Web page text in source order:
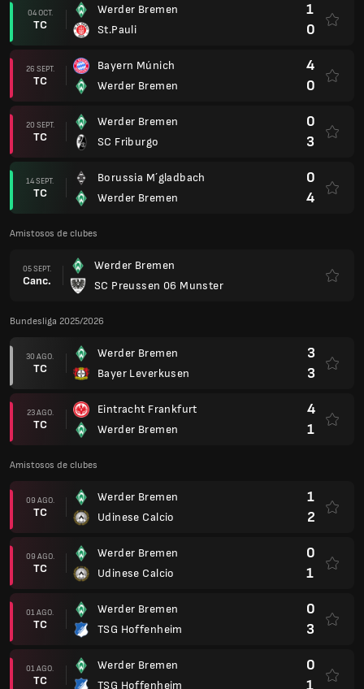
04 OCT.
TC
Werder Bremen
St.Pauli
1
0
26 SEPT.
TC
Bayern Múnich
Werder Bremen
4
0
20 SEPT.
TC
Werder Bremen
SC Friburgo
0
3
14 SEPT.
TC
Borussia M´gladbach
Werder Bremen
0
4
Amistosos de clubes
05 SEPT.
Canc.
Werder Bremen
SC Preussen 06 Munster
Bundesliga 2025/2026
30 AGO.
TC
Werder Bremen
Bayer Leverkusen
3
3
23 AGO.
TC
Eintracht Frankfurt
Werder Bremen
4
1
Amistosos de clubes
09 AGO.
TC
Werder Bremen
Udinese Calcio
1
2
09 AGO.
TC
Werder Bremen
Udinese Calcio
0
1
01 AGO.
TC
Werder Bremen
TSG Hoffenheim
0
3
01 AGO.
TC
Werder Bremen
TSG Hoffenheim
0
1